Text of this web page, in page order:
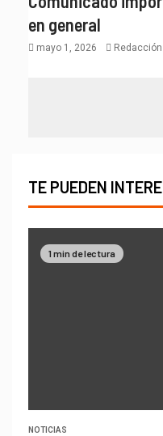
en general
mayo 1, 2026 Redacción
TE PUEDEN
1 min de lectura
NOTICIAS